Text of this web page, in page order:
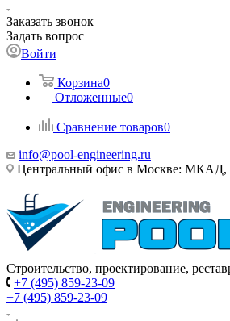
Заказать звонок
Задать вопрос
Войти
Корзина0
Отложенные0
Сравнение товаров0
info@pool-engineering.ru
Центральный офис в Москве: МКАД,
Строительство, проектирование,
+7 (495) 859-23-09
+7 (495) 859-23-09